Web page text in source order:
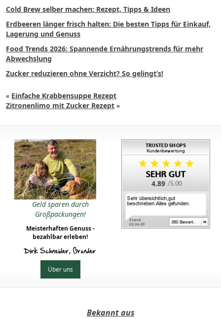
Cold Brew selber machen: Rezept, Tipps & Ideen
Erdbeeren länger frisch halten: Die besten Tipps für Einkauf,
Lagerung und Genuss
Food Trends 2026: Spannende Ernährungstrends für mehr
Abwechslung
Zucker reduzieren ohne Verzicht? So gelingt’s!
« Einfache Krabbensuppe Rezept
Zitronenlimo mit Zucker Rezept »
Geld sparen durch
Großpackungen!
Meisterhaften Genuss -
bezahlbar erleben!
Dirk Schneider, Gründer
Über uns
4.89
Bekannt aus